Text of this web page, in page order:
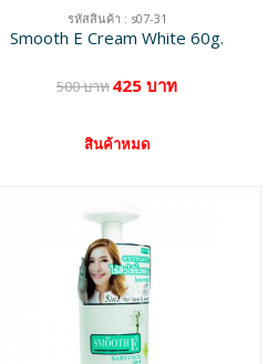
รหัสสินค้า : s07-31
Smooth E Cream White 60g.
500 บาท425 บาท
สินค้าหมด